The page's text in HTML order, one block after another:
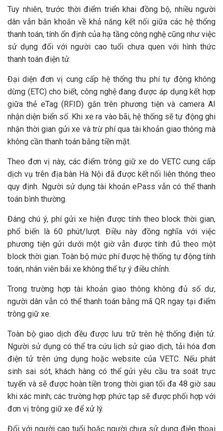
Tuy nhiên, trước thời điểm triển khai đồng bộ, nhiều người
dân vẫn băn khoăn về khả năng kết nối giữa các hệ thống
thanh toán, tính ổn định của hạ tầng công nghệ cũng như việc
sử dụng đối với người cao tuổi chưa quen với hình thức
thanh toán điện tử.
Đại diện đơn vị cung cấp hệ thống thu phí tự động không
dừng (ETC) cho biết, công nghệ đang được áp dụng kết hợp
giữa thẻ eTag (RFID) gắn trên phương tiện và camera AI
nhận diện biển số. Khi xe ra vào bãi, hệ thống sẽ tự động ghi
nhận thời gian gửi xe và trừ phí qua tài khoản giao thông mà
không cần thanh toán bằng tiền mặt.
Theo đơn vị này, các điểm trông giữ xe do VETC cung cấp
dịch vụ trên địa bàn Hà Nội đã được kết nối liên thông theo
quy định. Người sử dụng tài khoản ePass vẫn có thể thanh
toán bình thường.
Đáng chú ý, phí gửi xe hiện được tính theo block thời gian,
phổ biến là 60 phút/lượt. Điều này đồng nghĩa với việc
phương tiện gửi dưới một giờ vẫn được tính đủ theo một
block thời gian. Toàn bộ mức phí được hệ thống tự động tính
toán, nhân viên bãi xe không thể tự ý điều chỉnh.
Trong trường hợp tài khoản giao thông không đủ số dư,
người dân vẫn có thể thanh toán bằng mã QR ngay tại điểm
trông giữ xe.
Toàn bộ giao dịch đều được lưu trữ trên hệ thống điện tử.
Người sử dụng có thể tra cứu lịch sử giao dịch, tải hóa đơn
điện tử trên ứng dụng hoặc website của VETC. Nếu phát
sinh sai sót, khách hàng có thể gửi yêu cầu tra soát trực
tuyến và sẽ được hoàn tiền trong thời gian tối đa 48 giờ sau
khi xác minh; các trường hợp phức tạp sẽ được phối hợp với
đơn vị trông giữ xe để xử lý.
Đối với người cao tuổi hoặc người chưa sử dụng điện thoại